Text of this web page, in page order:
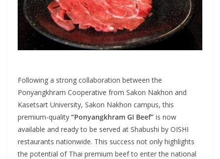
Following a strong collaboration between the
Ponyangkhram Cooperative from Sakon Nakhon and
Kasetsart University, Sakon Nakhon campus, this
premium-quality “Ponyangkhram GI Beef” is now
available and ready to be served at Shabushi by OISHI
restaurants nationwide. This success not only highlights
the potential of Thai premium beef to enter the national